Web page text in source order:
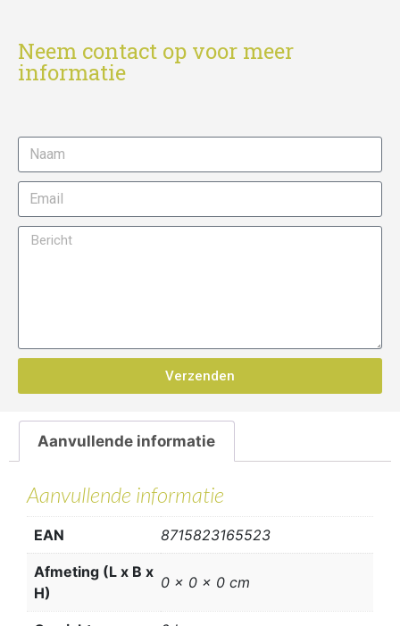
Neem contact op voor meer
informatie
Verzenden
Aanvullende informatie
Aanvullende informatie
EAN 8715823165523
Afmeting (L x B x
H)
0 x 0 x 0 cm